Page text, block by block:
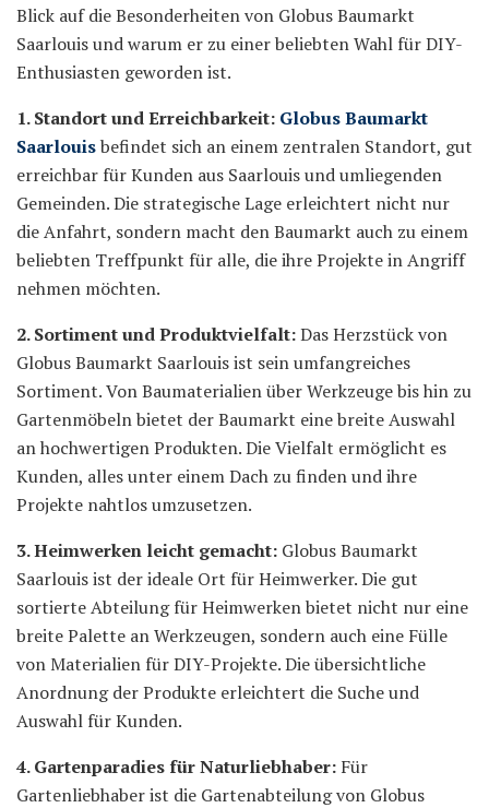
Blick auf die Besonderheiten von Globus Baumarkt
Saarlouis und warum er zu einer beliebten Wahl für DIY-
Enthusiasten geworden ist.
1. Standort und Erreichbarkeit: Globus Baumarkt
Saarlouisbefindet sich an einem zentralen Standort, gut
erreichbar für Kunden aus Saarlouis und umliegenden
Gemeinden. Die strategische Lage erleichtert nicht nur
die Anfahrt, sondern macht den Baumarkt auch zu einem
beliebten Treffpunkt für alle, die ihre Projekte in Angriff
nehmen möchten.
2. Sortiment und Produktvielfalt:Das Herzstück von
Globus Baumarkt Saarlouis ist sein umfangreiches
Sortiment. Von Baumaterialien über Werkzeuge bis hin zu
Gartenmöbeln bietet der Baumarkt eine breite Auswahl
an hochwertigen Produkten. Die Vielfalt ermöglicht es
Kunden, alles unter einem Dach zu finden und ihre
Projekte nahtlos umzusetzen.
3. Heimwerken leicht gemacht: Globus Baumarkt
Saarlouis ist der ideale Ort für Heimwerker. Die gut
sortierte Abteilung für Heimwerken bietet nicht nur eine
breite Palette an Werkzeugen, sondern auch eine Fülle
von Materialien für DIY-Projekte. Die übersichtliche
Anordnung der Produkte erleichtert die Suche und
Auswahl für Kunden.
4. Gartenparadies für Naturliebhaber: Für
Gartenliebhaber ist die Gartenabteilung von Globus